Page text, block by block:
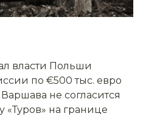
власти Польши
по €500 тыс. евро
не согласится
«Туров» на границе